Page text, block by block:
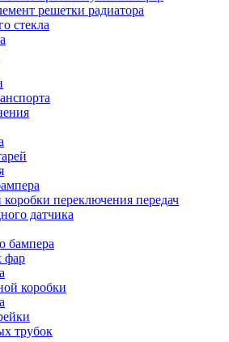
решетки радиатора
стекла
коробки переключения передач
датчика
бампера
фар
коробки
трубок